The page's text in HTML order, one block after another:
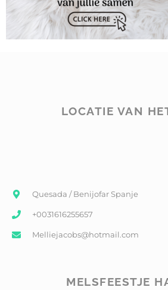
LOCATIE VAN
Quesada / Benijofar Spanje
+0031616255657
Melliejacobs@hotmail.com
MELSFEESTJE